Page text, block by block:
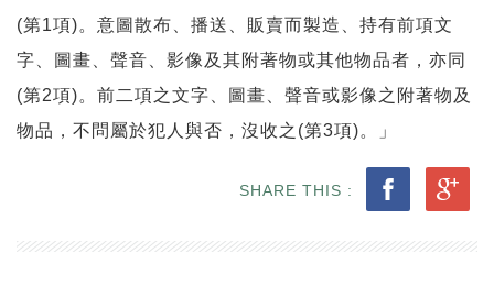
(第1項)。意圖散布、播送、販賣而製造、持有前項文
字、圖畫、聲音、影像及其附著物或其他物品者，亦同
(第2項)。前二項之文字、圖畫、聲音或影像之附著物及
物品，不問屬於犯人與否，沒收之(第3項)。」
SHARE THIS :